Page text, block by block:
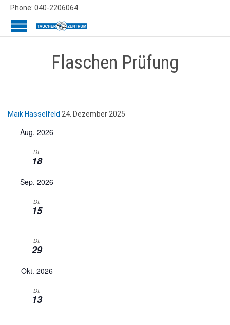
Phone: 040-2206064
Flaschen Prüfung
Maik Hasselfeld 24. Dezember 2025
Aug. 2026
DI.
18
Sep. 2026
DI.
15
DI.
29
Okt. 2026
DI.
13